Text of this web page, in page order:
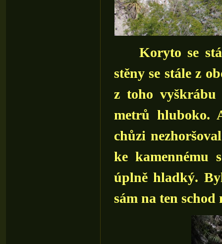
Koryto se
stěny se stále z
z toho
metrů hluboko.
chůzi
ke kamennému
úplně hladký.
sám na ten schod